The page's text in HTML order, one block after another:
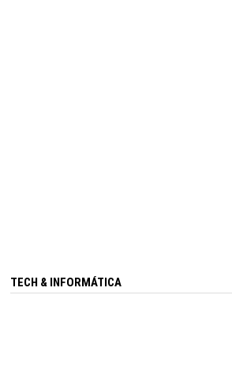
TECH & INFORMÁTICA